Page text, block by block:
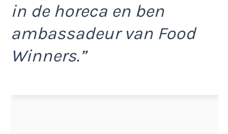
in de horeca en ben
ambassadeur van Food
Winners.”